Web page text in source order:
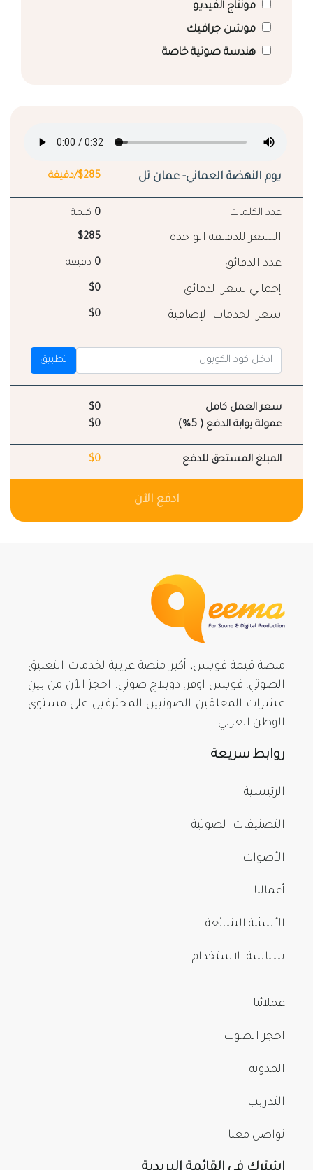
مونتاج الفيديو
موشن جرافيك
هندسة صوتية خاصة
يوم النهضة العماني- عمان تل $285/دقيقة
عدد الكلمات 0 كلمة
السعر للدقيقة الواحدة $285
عدد الدقائق 0 دقيقة
إجمالي سعر الدقائق $0
سعر الخدمات الإضافية $0
تطبيق
سعر العمل كامل
$0
عمولة بوابة الدفع ( 5%)
$0
المبلغ المستحق للدفع $0
ادفع الآن
منصة قيمة فويس, أكبر منصة عربية لخدمات التعليق
الصوتي، فويس اوفر، دوبلاج صوتي. احجز الآن من بينِ
عشرات المعلقين الصوتيين المحترفين على مستوى
الوطن العربي.
روابط سريعة
الرئيسية
التصنيفات الصوتية
الأصوات
أعمالنا
الأسئلة الشائعة
سياسة الاستخدام
عملائنا
احجز الصوت
المدونة
التدريب
تواصل معنا